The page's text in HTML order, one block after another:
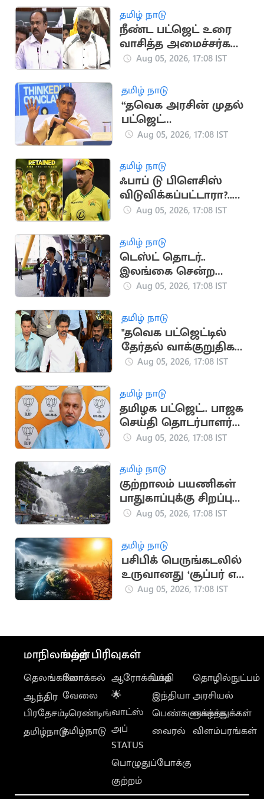
தமிழ் நாடு
நீண்ட பட்ஜெட் உரை
வாசித்த அமைச்சர்கள்
பட்டியலில் மரிய
Aug 05, 2026, 17:08 IST
தமிழ் நாடு
“தவெக அரசின் முதல்
பட்ஜெட்
யதார்த்தமானது”..
கருத்து
Aug 05, 2026, 17:08 IST
தமிழ் நாடு
ஃபாப் டு பிளெசிஸ்
விடுவிக்கப்பட்டாரா?..
ஜோபர்க் சூப்பர் கிங்ஸ்
Aug 05, 2026, 17:08 IST
தமிழ் நாடு
டெஸ்ட் தொடர்..
இலங்கை சென்ற
இந்திய கிரிக்கெட்
Aug 05, 2026, 17:08 IST
தமிழ் நாடு
"தவெக பட்ஜெட்டில்
தேர்தல் வாக்குறுதிகள்
இடம்பெறவில்லை"..
Aug 05, 2026, 17:08 IST
தமிழ் நாடு
தமிழக பட்ஜெட்.. பாஜக
செய்தி தொடர்பாளர்
விமர்சனம்
Aug 05, 2026, 17:08 IST
தமிழ் நாடு
குற்றாலம் பயணிகள்
பாதுகாப்புக்கு சிறப்பு
கண்காணிப்பு குழு
Aug 05, 2026, 17:08 IST
தமிழ் நாடு
பசிபிக் பெருங்கடலில்
உருவானது ‘சூப்பர் எல்
நினோ’.. வானிலை
Aug 05, 2026, 17:08 IST
மாநிலங்கள்
தெலங்கானா
ஆந்திர
பிரதேசம்
தமிழ்நாடு
மற்ற பிரிவுகள்
லோக்கல்
வேலை
டிரெண்டிங்
தமிழ்நாடு
ஆரோக்கியம்
🌟
வாட்ஸ்
அப்
STATUS
பொழுதுப்போக்கு
குற்றம்
பக்தி
இந்தியா
பெண்களுக்காக
வைரல்
தொழில்நுட்பம்
அரசியல்
வாழ்த்துக்கள்
விளம்பரங்கள்